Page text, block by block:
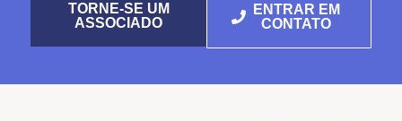
TORNE-SE UM
ASSOCIADO
ENTRAR EM
CONTATO